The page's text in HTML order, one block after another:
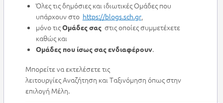
Όλες τις δημόσιες και ιδιωτικές Ομάδες που
υπάρχουν στο https://blogs.sch.gr,
μόνο τιςΟμάδες σας στις οποίες συμμετέχετε
καθώς και
Ομάδες που ίσως σας ενδιαφέρουν.
Μπορείτε να εκτελέσετε τις
λειτουργίες Αναζήτηση και Ταξινόμηση όπως στην
επιλογή Μέλη.